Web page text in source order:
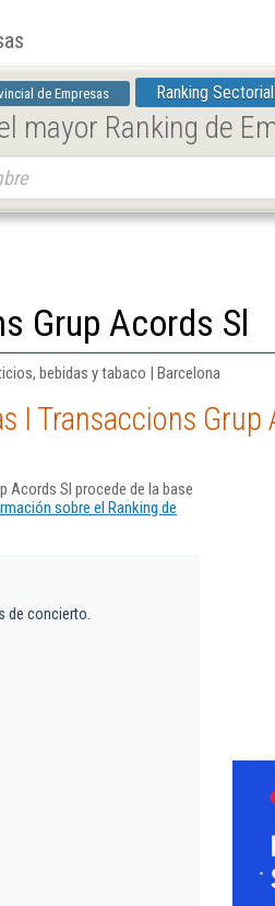
de Empresas Ranking
mayor Ranking de
Grup Acords Sl
bebidas y tabaco | Barcelona
I Transaccions Grup
Acords Sl procede de la base
sobre el Ranking de
de concierto.